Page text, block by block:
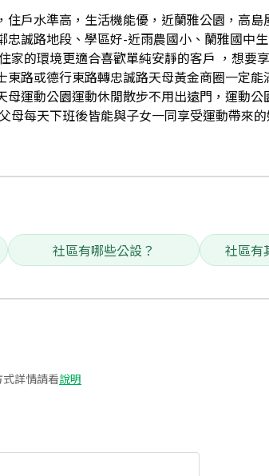
住戶水準高，生活機能優，近蘭雅公園，高
忠誠路地段、學區好-近雨農國小、蘭雅國中
家的環境更適合喜歡單純安靜的客戶 ，想要
東路或德行東路轉忠誠路天母黃金商圈一定
母運動公園運動休閒散步不用出遠門，運動
母每天下班後皆能與子女一同享受運動帶來
社區有哪些公設？ 社區有
詳情請看說明